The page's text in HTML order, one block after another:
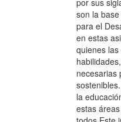
por sus
son la
para el
en estas
quienes
necesarias
la
estas